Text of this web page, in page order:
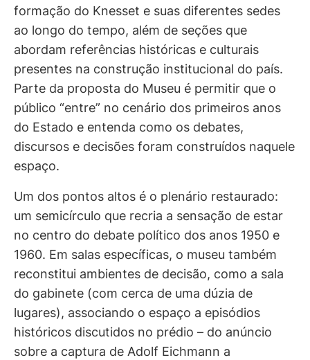
formação do Knesset e suas diferentes sedes
ao longo do tempo, além de seções que
abordam referências históricas e culturais
presentes na construção institucional do país.
Parte da proposta do Museu é permitir que o
público “entre” no cenário dos primeiros anos
do Estado e entenda como os debates,
discursos e decisões foram construídos naquele
espaço.
Um dos pontos altos é o plenário restaurado:
um semicírculo que recria a sensação de estar
no centro do debate político dos anos 1950 e
1960. Em salas específicas, o museu também
reconstitui ambientes de decisão, como a sala
do gabinete (com cerca de uma dúzia de
lugares), associando o espaço a episódios
históricos discutidos no prédio – do anúncio
sobre a captura de Adolf Eichmann a